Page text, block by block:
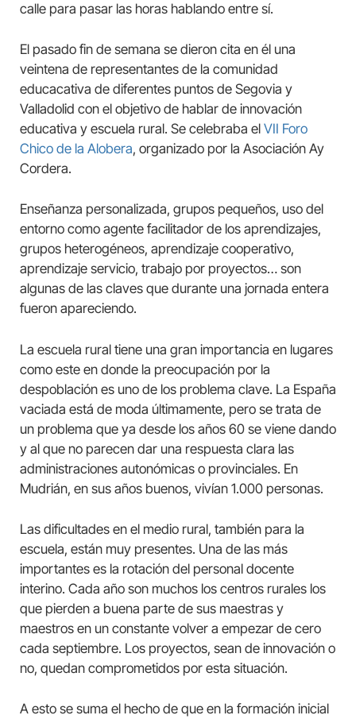
calle para pasar las horas hablando entre sí.
El pasado fin de semana se dieron cita en él una
veintena de representantes de la comunidad
educacativa de diferentes puntos de Segovia y
Valladolid con el objetivo de hablar de innovación
educativa y escuela rural. Se celebraba el VII Foro
Chico de la Alobera, organizado por la Asociación Ay
Cordera.
Enseñanza personalizada, grupos pequeños, uso del
entorno como agente facilitador de los aprendizajes,
grupos heterogéneos, aprendizaje cooperativo,
aprendizaje servicio, trabajo por proyectos… son
algunas de las claves que durante una jornada entera
fueron apareciendo.
La escuela rural tiene una gran importancia en lugares
como este en donde la preocupación por la
despoblación es uno de los problema clave. La España
vaciada está de moda últimamente, pero se trata de
un problema que ya desde los años 60 se viene dando
y al que no parecen dar una respuesta clara las
administraciones autonómicas o provinciales. En
Mudrián, en sus años buenos, vivían 1.000 personas.
Las dificultades en el medio rural, también para la
escuela, están muy presentes. Una de las más
importantes es la rotación del personal docente
interino. Cada año son muchos los centros rurales los
que pierden a buena parte de sus maestras y
maestros en un constante volver a empezar de cero
cada septiembre. Los proyectos, sean de innovación o
no, quedan comprometidos por esta situación.
A esto se suma el hecho de que en la formación inicial